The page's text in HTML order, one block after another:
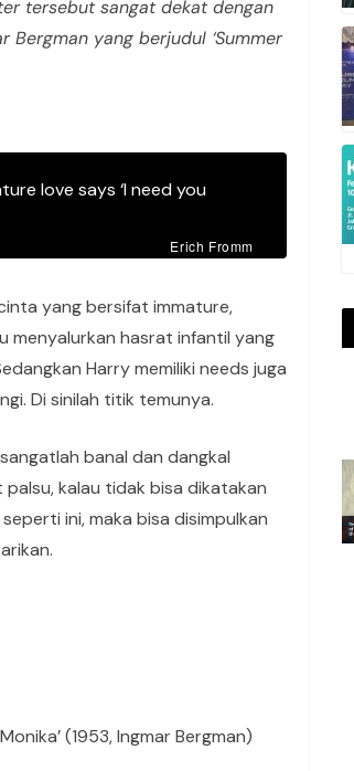
tersebut sangat dekat dengan
yang berjudul ‘Summer
love says ‘I need you
Erich Fromm
yang bersifat immature,
menyalurkan hasrat infantil yang
Harry memiliki needs juga
Di sinilah titik temunya.
banal dan dangkal
kalau tidak bisa dikatakan
ini, maka bisa disimpulkan
(1953, Ingmar Bergman)